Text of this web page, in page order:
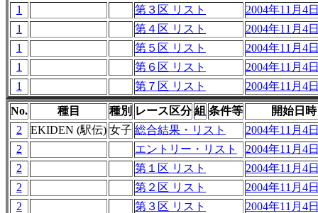
1
第３区 リスト
2004年11月4
1
第４区 リスト
2004年11月4
1
第５区 リスト
2004年11月4
1
第６区 リスト
2004年11月4
1
第７区 リスト 2004年11月4
No. 種目 種別 レース区分 組 条件等
開始日時
2
EKIDEN (駅伝) 女子 総合結果・リスト
2004年11月4
2
エントリー・リスト
2004年11月4
2
第１区 リスト
2004年11月4
2
第２区 リスト
2004年11月4
2
第３区 リスト
2004年11月4